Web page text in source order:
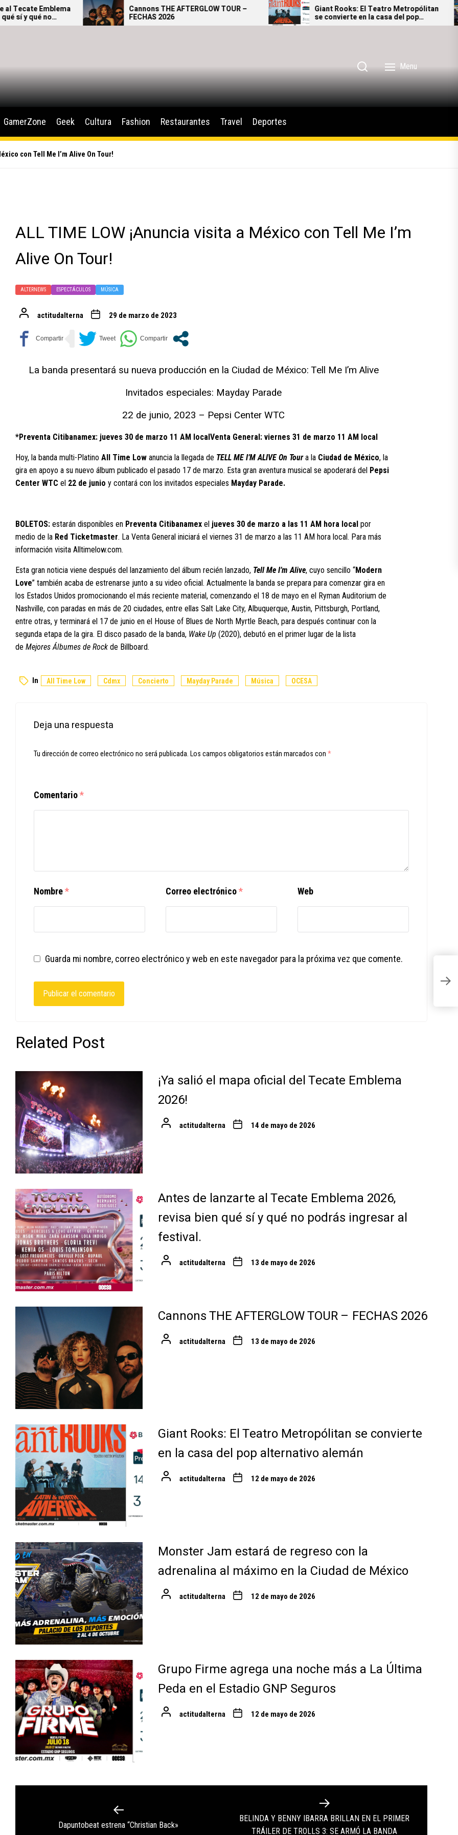
Cannons THE AFTERGLOW TOUR –
FECHAS 2026
Giant Rooks: El Teatro Metropólitan
se convierte en la casa del pop
alternativo alemán
Menu
GamerZone Geek Cultura Fashion Restaurantes Travel Deportes
con Tell Me I’m Alive On Tour!
ALL TIME LOW ¡Anuncia visita a México con Tell Me I’m
Alive On Tour!
ALTERNEWS ESPECTÁCULOS MÚSICA
actitudalterna 29 de marzo de 2023
La banda presentará su nueva producción en la Ciudad de México: Tell Me I’m Alive
Invitados especiales: Mayday Parade
22 de junio, 2023 – Pepsi Center WTC
*Preventa Citibanamex: jueves 30 de marzo 11 AM localVenta General: viernes 31 de marzo 11 AM local
Hoy, la banda multi-Platino All Time Low anuncia la llegada de TELL ME I’M ALIVE On Toura la Ciudad de México, la
gira en apoyo a su nuevo álbum publicado el pasado 17 de marzo. Esta gran aventura musical se apoderará del Pepsi
Center WTC el 22 de junio y contará con los invitados especiales Mayday Parade.
BOLETOS: estarán disponibles en Preventa Citibanamex el jueves 30 de marzo a las 11 AM hora local por
medio de la Red Ticketmaster. La Venta General iniciará el viernes 31 de marzo a las 11 AM hora local. Para más
información visita Alltimelow.com.
Esta gran noticia viene después del lanzamiento del álbum recién lanzado, Tell Me I’m Alive, cuyo sencillo “Modern
Love” también acaba de estrenarse junto a su video oficial. Actualmente la banda se prepara para comenzar gira en
los Estados Unidos promocionando el más reciente material, comenzando el 18 de mayo en el Ryman Auditorium de
Nashville, con paradas en más de 20 ciudades, entre ellas Salt Lake City, Albuquerque, Austin, Pittsburgh, Portland,
entre otras, y terminará el 17 de junio en el House of Blues de North Myrtle Beach, para después continuar con la
segunda etapa de la gira. El disco pasado de la banda, Wake Up (2020), debutó en el primer lugar de la lista
de Mejores Álbumes de Rock de Billboard.
In All Time Low Cdmx Concierto Mayday Parade Música OCESA
Deja una respuesta
Tu dirección de correo electrónico no será publicada. Los campos obligatorios están marcados con *
Comentario*
Nombre* Correo electrónico* Web
Guarda mi nombre, correo electrónico y web en este navegador para la próxima vez que comente.
Related Post
¡Ya salió el mapa oficial del Tecate Emblema
2026!
actitudalterna 14 de mayo de 2026
Antes de lanzarte al Tecate Emblema 2026,
revisa bien qué sí y qué no podrás ingresar al
festival.
actitudalterna 13 de mayo de 2026
Cannons THE AFTERGLOW TOUR – FECHAS 2026
actitudalterna 13 de mayo de 2026
Giant Rooks: El Teatro Metropólitan se convierte
en la casa del pop alternativo alemán
actitudalterna 12 de mayo de 2026
Monster Jam estará de regreso con la
adrenalina al máximo en la Ciudad de México
actitudalterna 12 de mayo de 2026
Grupo Firme agrega una noche más a La Última
Peda en el Estadio GNP Seguros
actitudalterna 12 de mayo de 2026
Previous
Dapuntobeat estrena “Christian Back»
Next
BELINDA Y BENNY IBARRA BRILLAN EN EL PRIMER
TRÁILER DE TROLLS 3: SE ARMÓ LA BANDA